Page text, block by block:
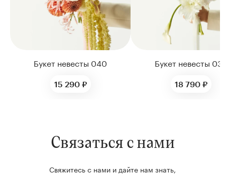
Букет невесты 040
15 290 ₽
Букет невесты
18 790 ₽
Связаться с нами
Свяжитесь с нами и дайте нам знать,